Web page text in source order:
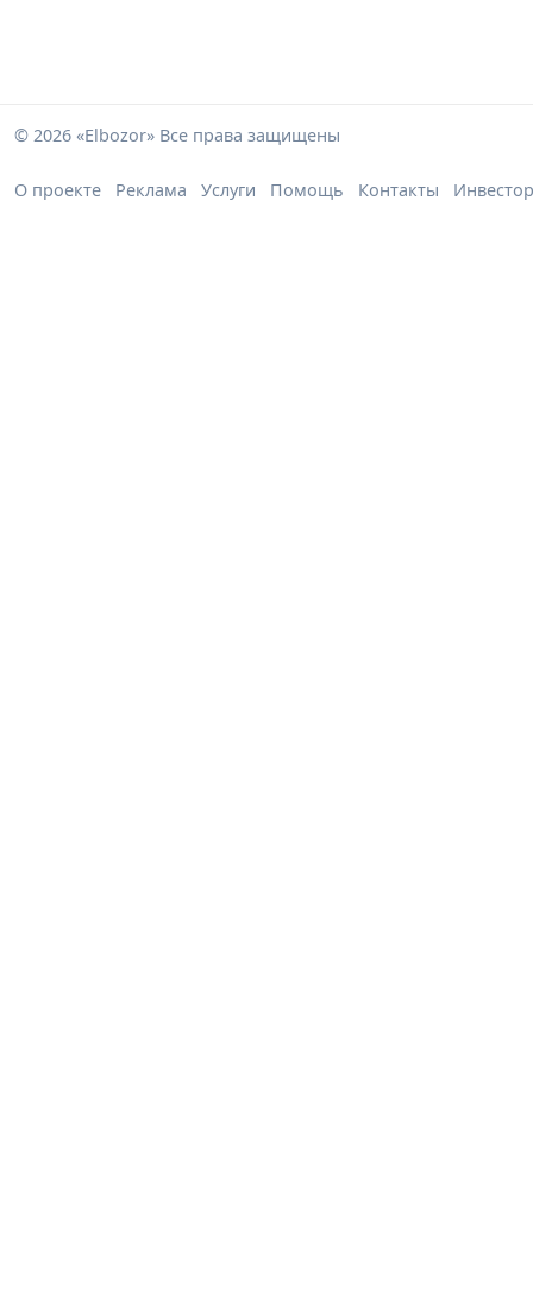
© 2026 «Elbozor» Все права защищены
О проекте Реклама Услуги Помощь Контакты